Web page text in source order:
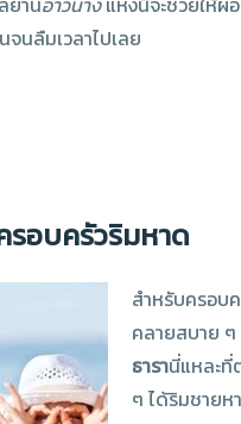
จนลืมเวลาไปเลย
อบครัวริมหาด
สำหรับครอบ
คลายสบาย
ธารานี่แหละที่
ๆ ได้ริมชายห